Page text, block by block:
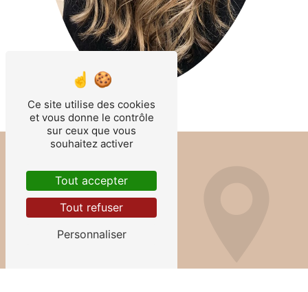
Ce site utilise des cookies
et vous donne le contrôle
sur ceux que vous
souhaitez activer
Tout accepter
Tout refuser
Personnaliser